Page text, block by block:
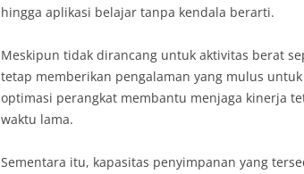
hingga aplikasi belajar tanpa kendala berarti.
Meskipun tidak dirancang untuk aktivitas berat
tetap memberikan pengalaman yang mulus
optimasi perangkat membantu menjaga kinerja
waktu lama.
Sementara itu, kapasitas penyimpanan yang